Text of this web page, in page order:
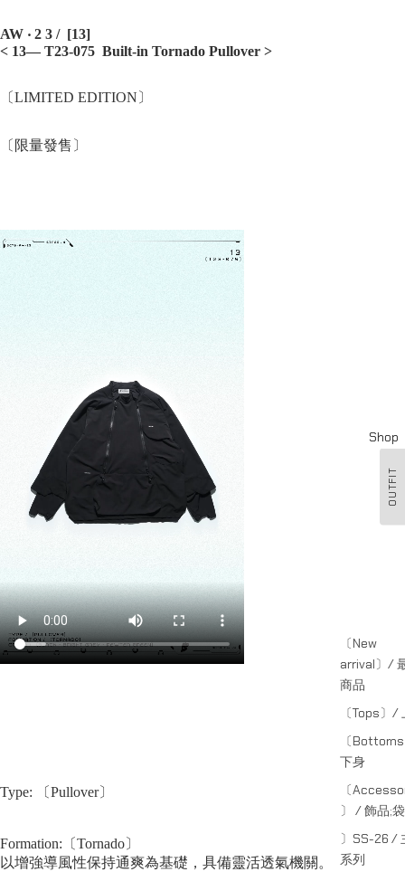
Shop
〔New
arrival〕/
商品
〔Tops〕/
〔
下身
〔
〕 / 飾品;袋
〕SS-26 /
系列
OUTFIT
AW ‧ 2 3 / [13]
< 13— T23-075 Built-in Tornado Pullover >
〔LIMITED EDITION〕
〔限量發售〕
Type: 〔Pullover〕
Formation:〔Tornado〕
以增強導風性保持通爽為基礎，具備靈活透氣機關。